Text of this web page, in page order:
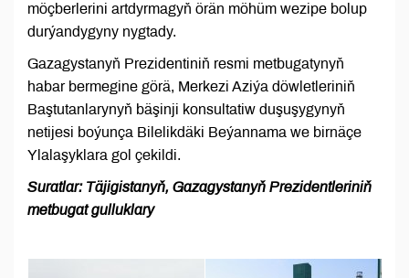
möçberlerini artdyrmagyň örän möhüm wezipe bolup
durýandygyny nygtady.
Gazagystanyň Prezidentiniň resmi metbugatynyň
habar bermegine görä, Merkezi Aziýa döwletleriniň
Baştutanlarynyň bäşinji konsultatiw duşuşygynyň
netijesi boýunça Bilelikdäki Beýannama we birnäçe
Ylalaşyklara gol çekildi.
Suratlar: Täjigistanyň, Gazagystanyň Prezidentleriniň
metbugat gulluklary